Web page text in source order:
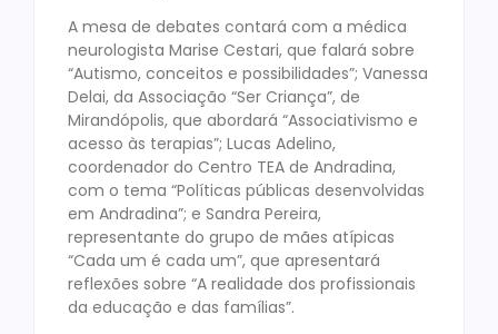
A mesa de debates contará com a médica
neurologista Marise Cestari, que falará sobre
“Autismo, conceitos e possibilidades”; Vanessa
Delai, da Associação “Ser Criança”, de
Mirandópolis, que abordará “Associativismo e
acesso às terapias”; Lucas Adelino,
coordenador do Centro TEA de Andradina,
com o tema “Políticas públicas desenvolvidas
em Andradina”; e Sandra Pereira,
representante do grupo de mães atípicas
“Cada um é cada um”, que apresentará
reflexões sobre “A realidade dos profissionais
da educação e das famílias”.